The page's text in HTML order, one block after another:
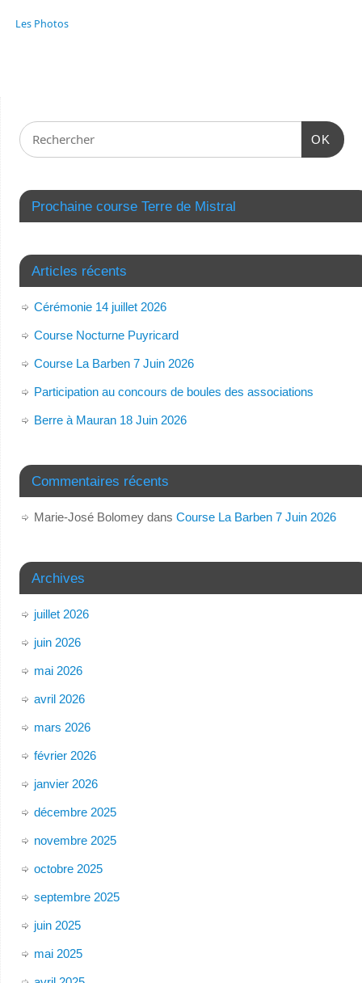
Les Photos
OK
Prochaine course Terre de Mistral
Articles récents
Cérémonie 14 juillet 2026
Course Nocturne Puyricard
Course La Barben 7 Juin 2026
Participation au concours de boules des associations
Berre à Mauran 18 Juin 2026
Commentaires récents
Marie-José Bolomeydans Course La Barben 7 Juin 2026
Archives
juillet 2026
juin 2026
mai 2026
avril 2026
mars 2026
février 2026
janvier 2026
décembre 2025
novembre 2025
octobre 2025
septembre 2025
juin 2025
mai 2025